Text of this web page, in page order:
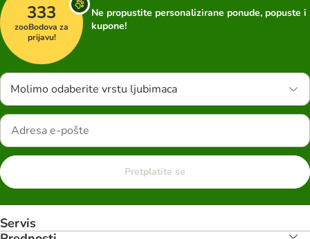
333
zooBodova za
prijavu!
Ne propustite personalizirane ponude, popuste i
kupone!
Molimo odaberite vrstu ljubimaca
Pretplatite se
Servis